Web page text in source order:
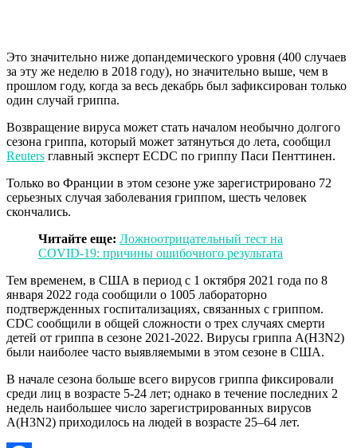
Это значительно ниже допандемического уровня (400 случаев
за эту же неделю в 2018 году), но значительно выше, чем в
прошлом году, когда за весь декабрь был зафиксирован только
один случай гриппа.
Возвращение вируса может стать началом необычно долгого
сезона гриппа, который может затянуться до лета, сообщил
Reuters главный эксперт ECDC по гриппу Паси Пенттинен.
Только во Франции в этом сезоне уже зарегистрировано 72
серьезных случая заболевания гриппом, шесть человек
скончались.
Читайте еще: Ложноотрицательный тест на
COVID-19: причины ошибочного результата
Тем временем, в США в период с 1 октября 2021 года по 8
января 2022 года сообщили о 1005 лабораторно
подтвержденных госпитализациях, связанных с гриппом.
CDC сообщили в общей сложности о трех случаях смерти
детей от гриппа в сезоне 2021-2022. Вирусы гриппа A(H3N2)
были наиболее часто выявляемыми в этом сезоне в США.
В начале сезона больше всего вирусов гриппа фиксировали
среди лиц в возрасте 5-24 лет; однако в течение последних 2
недель наибольшее число зарегистрированных вирусов
A(H3N2) приходилось на людей в возрасте 25–64 лет.